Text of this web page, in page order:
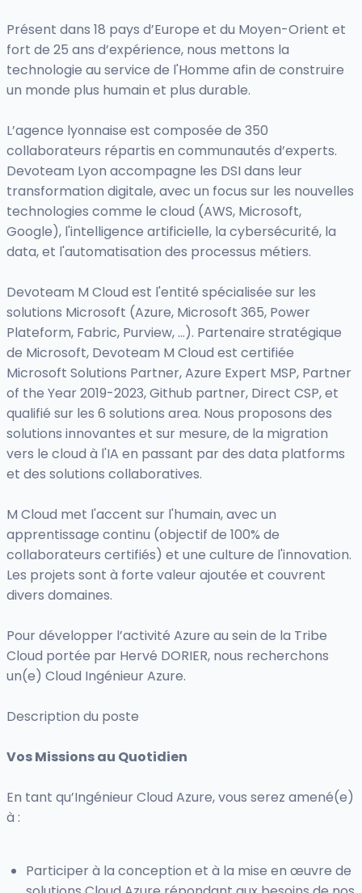
Présent dans 18 pays d’Europe et du Moyen-Orient et
fort de 25 ans d’expérience, nous mettons la
technologie au service de l'Homme afin de construire
un monde plus humain et plus durable.
L’agence lyonnaise est composée de 350
collaborateurs répartis en communautés d’experts.
Devoteam Lyon accompagne les DSI dans leur
transformation digitale, avec un focus sur les nouvelles
technologies comme le cloud (AWS, Microsoft,
Google), l'intelligence artificielle, la cybersécurité, la
data, et l'automatisation des processus métiers.
Devoteam M Cloud est l'entité spécialisée sur les
solutions Microsoft (Azure, Microsoft 365, Power
Plateform, Fabric, Purview, …). Partenaire stratégique
de Microsoft, Devoteam M Cloud est certifiée
Microsoft Solutions Partner, Azure Expert MSP, Partner
of the Year 2019-2023, Github partner, Direct CSP, et
qualifié sur les 6 solutions area. Nous proposons des
solutions innovantes et sur mesure, de la migration
vers le cloud à l'IA en passant par des data platforms
et des solutions collaboratives.
M Cloud met l'accent sur l'humain, avec un
apprentissage continu (objectif de 100% de
collaborateurs certifiés) et une culture de l'innovation.
Les projets sont à forte valeur ajoutée et couvrent
divers domaines.
Pour développer l’activité Azure au sein de la Tribe
Cloud portée par Hervé DORIER, nous recherchons
un(e) Cloud Ingénieur Azure.
Description du poste
Vos Missions au Quotidien
En tant qu’Ingénieur Cloud Azure, vous serez amené(e)
à :
Participer à la conception et à la mise en œuvre de